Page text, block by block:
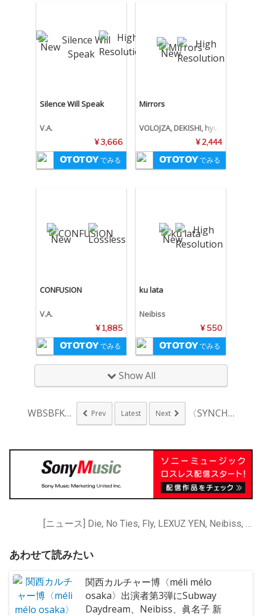
Silence Will Speak
V.A.
¥ 3,666
でみる
Mirrors
VOLOJZA, DEKISHI, hyu
¥ 2,444
でみる
CONFUSION
V.A.
¥ 1,885
でみる
ku lata
Neibiss
¥ 550
でみる
Show All
WBSBFK、来年1... Prev Latest Next 〈SYNCHRONI...
[ニュース] Die, No Ties, Fly, LEXUZ YEN, Neibiss, OMSB, butaji, hikaru yamada, poivre, 電影と少年CQ
あわせて読みたい
関西カルチャー博〈méli mélo
osaka〉出演者第3弾にSubway
Daydream、Neibiss、眞名子 新